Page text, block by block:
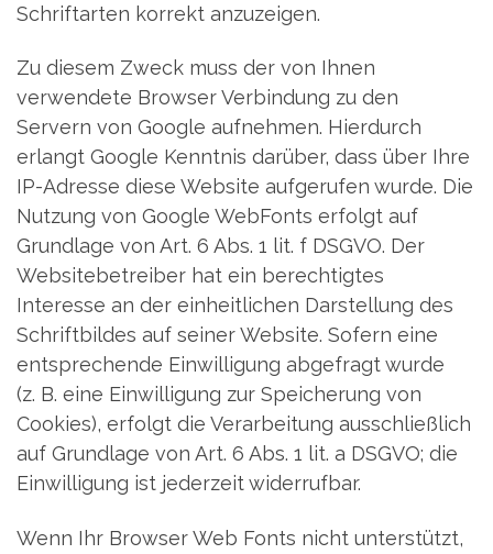
Schriftarten korrekt anzuzeigen.
Zu diesem Zweck muss der von Ihnen
verwendete Browser Verbindung zu den
Servern von Google aufnehmen. Hierdurch
erlangt Google Kenntnis darüber, dass über Ihre
IP-Adresse diese Website aufgerufen wurde. Die
Nutzung von Google WebFonts erfolgt auf
Grundlage von Art. 6 Abs. 1 lit. f DSGVO. Der
Websitebetreiber hat ein berechtigtes
Interesse an der einheitlichen Darstellung des
Schriftbildes auf seiner Website. Sofern eine
entsprechende Einwilligung abgefragt wurde
(z. B. eine Einwilligung zur Speicherung von
Cookies), erfolgt die Verarbeitung ausschließlich
auf Grundlage von Art. 6 Abs. 1 lit. a DSGVO; die
Einwilligung ist jederzeit widerrufbar.
Wenn Ihr Browser Web Fonts nicht unterstützt,